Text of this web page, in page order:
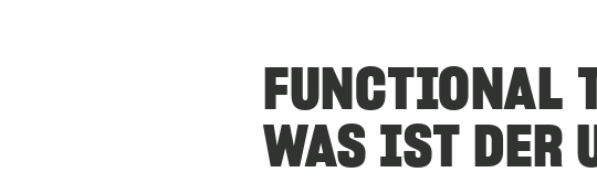
FUNCTIONAL
WAS IST DER